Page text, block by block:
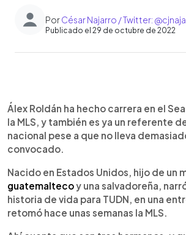
PorCésar Najarro / Twitter:
Publicado el 29 de octubre de 2022
► Escuchar artículo
Álex Roldán ha hecho carrera en el
la MLS, y también es ya un referente
nacional pese a que no lleva
convocado.
Nacido en Estados Unidos, hijo de un
guatemaltecoy una salvadoreña,
historia de vida para TUDN, en una
retomó hace unas semanas la MLS.